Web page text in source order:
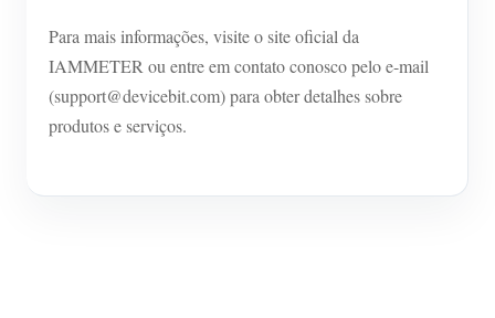
Para mais informações, visite o site oficial da
IAMMETER ou entre em contato conosco pelo e-mail
(support@devicebit.com) para obter detalhes sobre
produtos e serviços.